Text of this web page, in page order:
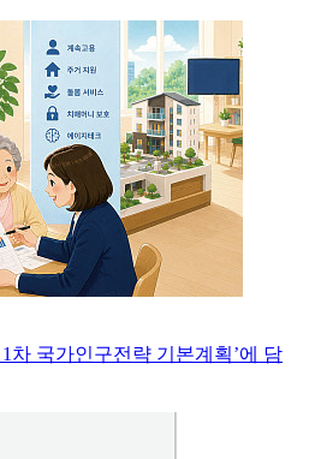
차 국가인구전략 기본계획’에 담